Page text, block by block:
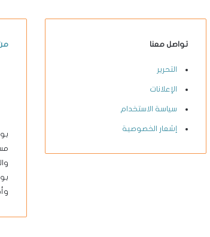
تواصل معنا
التحرير
الإعلانات
سياسة الاستخدام
إشعار الخصوصية